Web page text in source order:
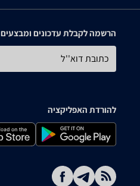
הרשמה לקבלת עדכונים ומבצעים
כתובת דוא''ל
להורדת האפליקציה